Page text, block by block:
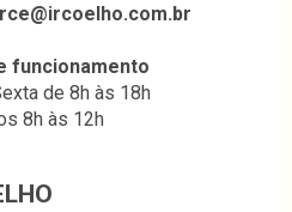
funcionamento
de 8h às 18h
8h às 12h